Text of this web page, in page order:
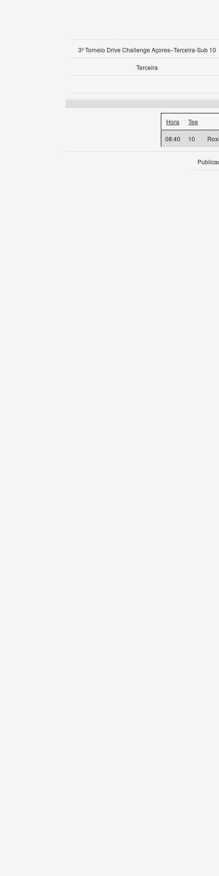
3º Torneio Drive Challenge Açores–Terceira-Sub 10
Terceira
Hora Tee
08:40 10